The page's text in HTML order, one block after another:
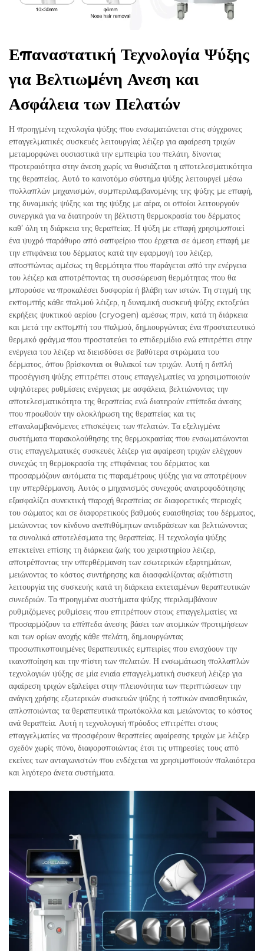
Επαναστατική Τεχνολογία Ψύξης
για Βελτιωμένη Ανεση και
Ασφάλεια των Πελατών
Η προηγμένη τεχνολογία ψύξης που ενσωματώνεται στις σύγχρονες
επαγγελματικές συσκευές λειτουργίας λέιζερ για αφαίρεση τριχών
μεταμορφώνει ουσιαστικά την εμπειρία του πελάτη, δίνοντας
προτεραιότητα στην άνεση χωρίς να θυσιάζεται η αποτελεσματικότητα
της θεραπείας. Αυτό το καινοτόμο σύστημα ψύξης λειτουργεί μέσω
πολλαπλών μηχανισμών, συμπεριλαμβανομένης της ψύξης με επαφή,
της δυναμικής ψύξης και της ψύξης με αέρα, οι οποίοι λειτουργούν
συνεργικά για να διατηρούν τη βέλτιστη θερμοκρασία του δέρματος
καθ’ όλη τη διάρκεια της θεραπείας. Η ψύξη με επαφή χρησιμοποιεί
ένα ψυχρό παράθυρο από σαπφείριο που έρχεται σε άμεση επαφή με
την επιφάνεια του δέρματος κατά την εφαρμογή του λέιζερ,
αποσπώντας αμέσως τη θερμότητα που παράγεται από την ενέργεια
του λέιζερ και αποτρέποντας τη συσσώρευση θερμότητας που θα
μπορούσε να προκαλέσει δυσφορία ή βλάβη των ιστών. Τη στιγμή της
εκπομπής κάθε παλμού λέιζερ, η δυναμική συσκευή ψύξης εκτοξεύει
εκρήξεις ψυκτικού αερίου (cryogen) αμέσως πριν, κατά τη διάρκεια
και μετά την εκπομπή του παλμού, δημιουργώντας ένα προστατευτικό
θερμικό φράγμα που προστατεύει το επιδερμίδιο ενώ επιτρέπει στην
ενέργεια του λέιζερ να διεισδύσει σε βαθύτερα στρώματα του
δέρματος, όπου βρίσκονται οι θυλακοί των τριχών. Αυτή η διπλή
προσέγγιση ψύξης επιτρέπει στους επαγγελματίες να χρησιμοποιούν
υψηλότερες ρυθμίσεις ενέργειας με ασφάλεια, βελτιώνοντας την
αποτελεσματικότητα της θεραπείας ενώ διατηρούν επίπεδα άνεσης
που προωθούν την ολοκλήρωση της θεραπείας και τις
επαναλαμβανόμενες επισκέψεις των πελατών. Τα εξελιγμένα
συστήματα παρακολούθησης της θερμοκρασίας που ενσωματώνονται
στις επαγγελματικές συσκευές λέιζερ για αφαίρεση τριχών ελέγχουν
συνεχώς τη θερμοκρασία της επιφάνειας του δέρματος και
προσαρμόζουν αυτόματα τις παραμέτρους ψύξης για να αποτρέψουν
την υπερθέρμανση. Αυτός ο μηχανισμός συνεχούς ανατροφοδότησης
εξασφαλίζει συνεκτική παροχή θεραπείας σε διαφορετικές περιοχές
του σώματος και σε διαφορετικούς βαθμούς ευαισθησίας του δέρματος,
μειώνοντας τον κίνδυνο ανεπιθύμητων αντιδράσεων και βελτιώνοντας
τα συνολικά αποτελέσματα της θεραπείας. Η τεχνολογία ψύξης
επεκτείνει επίσης τη διάρκεια ζωής του χειριστηρίου λέιζερ,
αποτρέποντας την υπερθέρμανση των εσωτερικών εξαρτημάτων,
μειώνοντας το κόστος συντήρησης και διασφαλίζοντας αξιόπιστη
λειτουργία της συσκευής κατά τη διάρκεια εκτεταμένων θεραπευτικών
συνεδριών. Τα προηγμένα συστήματα ψύξης περιλαμβάνουν
ρυθμιζόμενες ρυθμίσεις που επιτρέπουν στους επαγγελματίες να
προσαρμόζουν τα επίπεδα άνεσης βάσει των ατομικών προτιμήσεων
και των ορίων ανοχής κάθε πελάτη, δημιουργώντας
προσωπικοποιημένες θεραπευτικές εμπειρίες που ενισχύουν την
ικανοποίηση και την πίστη των πελατών. Η ενσωμάτωση πολλαπλών
τεχνολογιών ψύξης σε μία ενιαία επαγγελματική συσκευή λέιζερ για
αφαίρεση τριχών εξαλείφει στην πλειονότητα των περιπτώσεων την
ανάγκη χρήσης εξωτερικών συσκευών ψύξης ή τοπικών αναισθητικών,
απλοποιώντας τα θεραπευτικά πρωτόκολλα και μειώνοντας το κόστος
ανά θεραπεία. Αυτή η τεχνολογική πρόοδος επιτρέπει στους
επαγγελματίες να προσφέρουν θεραπείες αφαίρεσης τριχών με λέιζερ
σχεδόν χωρίς πόνο, διαφοροποιώντας έτσι τις υπηρεσίες τους από
εκείνες των ανταγωνιστών που ενδέχεται να χρησιμοποιούν παλαιότερα
και λιγότερο άνετα συστήματα.